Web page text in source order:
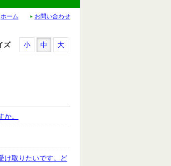
ホーム お問い合わせ
ズ 小 中 大
。
け取りたいです。ど